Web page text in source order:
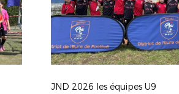
JND 2026 les équipes U9